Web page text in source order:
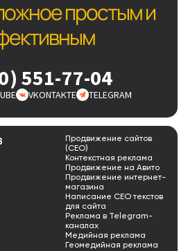
Продвижение сайтов
(СЕО)
Контекстная реклама
Продвижение на Авито
Продвижение интернет-
магазина
Написание СЕО текстов
для сайта
Реклама в Telegram-
каналах
Медийная реклама
Геомедийная реклама
простым и
551-77-04
VKONTAKTE TELEGRAM